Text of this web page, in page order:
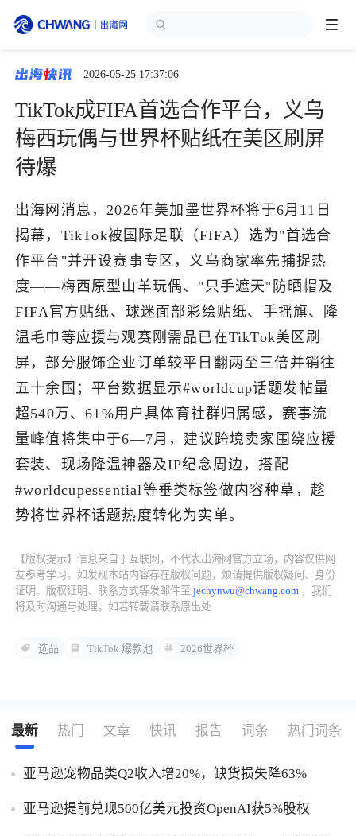
跨境展会
出海服务
出海资讯
跨境报告
出海导航
出海交流群
了解出海网
2026-05-25 17:37:06
TikTok成FIFA首选合作平台，义乌
梅西玩偶与世界杯贴纸在美区刷屏
待爆
出海网消息，2026年美加墨世界杯将于6月11日
揭幕，TikTok被国际足联（FIFA）选为"首选合
作平台"并开设赛事专区，义乌商家率先捕捉热
度——梅西原型山羊玩偶、"只手遮天"防晒帽及
FIFA官方贴纸、球迷面部彩绘贴纸、手摇旗、降
温毛巾等应援与观赛刚需品已在TikTok美区刷
屏，部分服饰企业订单较平日翻两至三倍并销往
五十余国；平台数据显示#worldcup话题发帖量
超540万、61%用户具体育社群归属感，赛事流
量峰值将集中于6—7月，建议跨境卖家围绕应援
套装、现场降温神器及IP纪念周边，搭配
#worldcupessential等垂类标签做内容种草，趁
势将世界杯话题热度转化为实单。
【版权提示】信息来自于互联网，不代表出海网官方立场，内容仅供网
友参考学习。如发现本站内容存在版权问题，烦请提供版权疑问、身份
证明、版权证明、联系方式等发邮件至jechynwu@chwang.com ，我们
将及时沟通与处理。如若转载请联系原出处
选品 TikTok 爆款池 2026世界杯
最新 热门 文章 快讯 报告 词条 热门词条
亚马逊宠物品类Q2收入增20%，缺货损失降63%
亚马逊提前兑现500亿美元投资OpenAI获5%股权